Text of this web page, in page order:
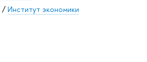
/Институт экономики